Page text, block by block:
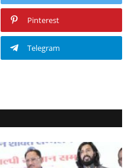
Pinterest
Telegram